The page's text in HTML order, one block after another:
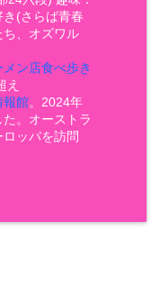
(さらば青春
、オズワル
ン店食べ歩き
え
報館。2024年
。オーストラ
ッパを訪問